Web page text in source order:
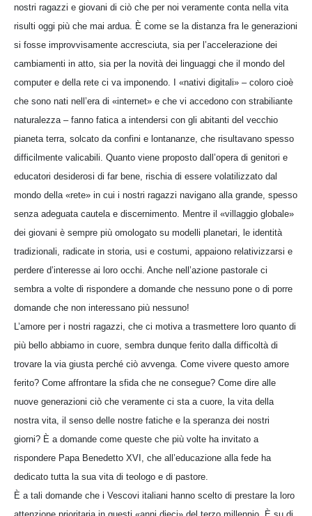
nostri ragazzi e giovani di ciò che per noi veramente conta nella vita
risulti oggi più che mai ardua. È come se la distanza fra le generazioni
si fosse improvvisamente accresciuta, sia per l’accelerazione dei
cambiamenti in atto, sia per la novità dei linguaggi che il mondo del
computer e della rete ci va imponendo. I «nativi digitali» – coloro cioè
che sono nati nell’era di «internet» e che vi accedono con strabiliante
naturalezza – fanno fatica a intendersi con gli abitanti del vecchio
pianeta terra, solcato da confini e lontananze, che risultavano spesso
difficilmente valicabili. Quanto viene proposto dall’opera di genitori e
educatori desiderosi di far bene, rischia di essere volatilizzato dal
mondo della «rete» in cui i nostri ragazzi navigano alla grande, spesso
senza adeguata cautela e discernimento. Mentre il «villaggio globale»
dei giovani è sempre più omologato su modelli planetari, le identità
tradizionali, radicate in storia, usi e costumi, appaiono relativizzarsi e
perdere d’interesse ai loro occhi. Anche nell’azione pastorale ci
sembra a volte di rispondere a domande che nessuno pone o di porre
domande che non interessano più nessuno!
L’amore per i nostri ragazzi, che ci motiva a trasmettere loro quanto di
più bello abbiamo in cuore, sembra dunque ferito dalla difficoltà di
trovare la via giusta perché ciò avvenga. Come vivere questo amore
ferito? Come affrontare la sfida che ne consegue? Come dire alle
nuove generazioni ciò che veramente ci sta a cuore, la vita della
nostra vita, il senso delle nostre fatiche e la speranza dei nostri
giorni? È a domande come queste che più volte ha invitato a
rispondere Papa Benedetto XVI, che all’educazione alla fede ha
dedicato tutta la sua vita di teologo e di pastore.
È a tali domande che i Vescovi italiani hanno scelto di prestare la loro